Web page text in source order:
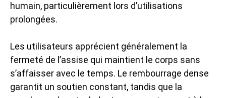
humain, particulièrement lors d’utilisations
prolongées.
Les utilisateurs apprécient généralement la
fermeté de l’assise qui maintient le corps sans
s’affaisser avec le temps. Le rembourrage dense
garantit un soutien constant, tandis que la